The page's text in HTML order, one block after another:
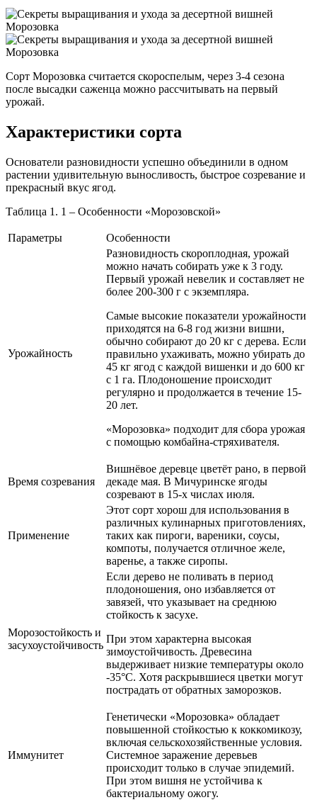
Сорт Морозовка считается скороспелым, через 3-4 сезона
после высадки саженца можно рассчитывать на первый
урожай.
Характеристики сорта
Основатели разновидности успешно объединили в одном
растении удивительную выносливость, быстрое созревание и
прекрасный вкус ягод.
Таблица 1. 1 – Особенности «Морозовской»
Параметры Особенности
Урожайность
Разновидность скороплодная, урожай
можно начать собирать уже к 3 году.
Первый урожай невелик и составляет не
более 200-300 г с экземпляра.
Самые высокие показатели урожайности
приходятся на 6-8 год жизни вишни,
обычно собирают до 20 кг с дерева. Если
правильно ухаживать, можно убирать до
45 кг ягод с каждой вишенки и до 600 кг
с 1 га. Плодоношение происходит
регулярно и продолжается в течение 15-
20 лет.
«Морозовка» подходит для сбора урожая
с помощью комбайна-стряхивателя.
Время созревания
Вишнёвое деревце цветёт рано, в первой
декаде мая. В Мичуринске ягоды
созревают в 15-х числах июля.
Применение
Этот сорт хорош для использования в
различных кулинарных приготовлениях,
таких как пироги, вареники, соусы,
компоты, получается отличное желе,
варенье, а также сиропы.
Морозостойкость и
засухоустойчивость
Если дерево не поливать в период
плодоношения, оно избавляется от
завязей, что указывает на среднюю
стойкость к засухе.
При этом характерна высокая
зимоустойчивость. Древесина
выдерживает низкие температуры около
-35°C. Хотя раскрывшиеся цветки могут
пострадать от обратных заморозков.
Иммунитет
Генетически «Морозовка» обладает
повышенной стойкостью к коккомикозу,
включая сельскохозяйственные условия.
Системное заражение деревьев
происходит только в случае эпидемий.
При этом вишня не устойчива к
бактериальному ожогу.